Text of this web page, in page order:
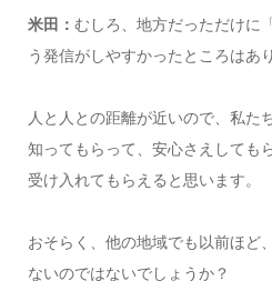
米田： むしろ、地方だっただけに
う発信がしやすかったところはあ
人と人との距離が近いので、私た
知ってもらって、安心さえしても
受け入れてもらえると思います。
おそらく、他の地域でも以前ほど
ないのではないでしょうか？